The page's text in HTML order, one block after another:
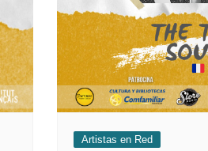
Artistas en Red